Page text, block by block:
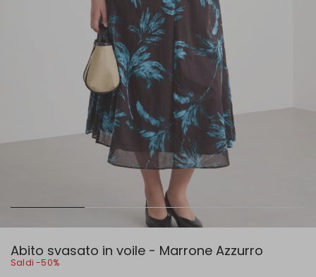
Abito svasato in voile - Marrone Azzurro
Saldi -50%